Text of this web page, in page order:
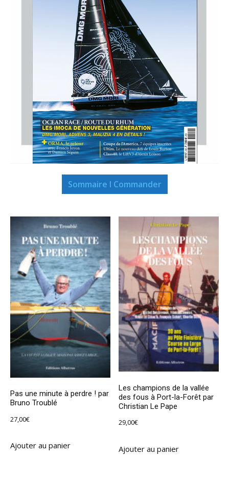
Sommaire I Commander
Pas une minute à perdre ! par
Bruno Troublé
27,00€
Ajouter au panier
Les champions de la vallée
des fous à Port-la-Forêt par
Christian Le Pape
29,00€
Ajouter au panier